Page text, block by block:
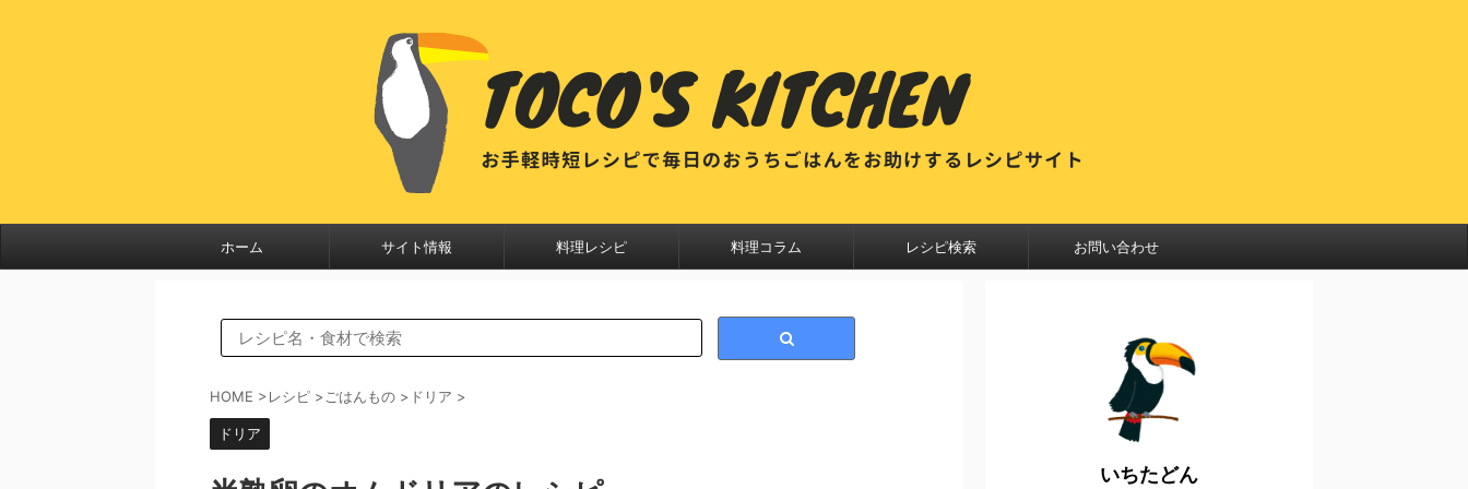
ホーム サイト情報 料理レシピ 料理コラム レシピ検索 お問い合わせ
HOME >レシピ > ごはんもの > ドリア >
ドリア
いちたどん